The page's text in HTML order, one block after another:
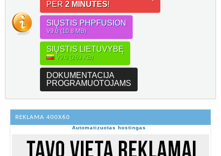
PER 2 MINUTES!
SIŲSTIS PHPFUSION
V9.0 (10.8 MB)
SIŲSTIS LIETUVYBĘ
V9.0 (269 KB)
DOKUMENTACIJA
PROGRAMUOTOJAMS
REKLAMA 400X60
Automatizuotas hostingas